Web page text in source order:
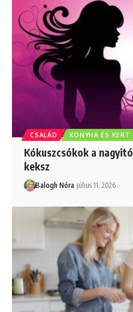
CSALÁD KONYHA ÉS KERT
Kókuszcsókok a
keksz
Balogh Nóra július 11, 2026